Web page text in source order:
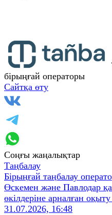
бірыңғай операторы
Сайтқа өту
Соңғы жаңалықтар
Таңбалау
Бірыңғай таңбалау
Өскемен және Павлодар
өкілдеріне арналған
31.07.2026, 16:48